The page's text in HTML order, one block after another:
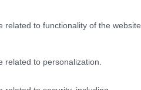
related to functionality of the website
related to personalization.